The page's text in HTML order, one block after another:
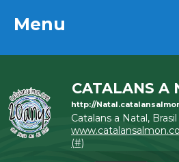
Menu
CATALANS A
http://
Catalans a Natal,
(#)
Menu